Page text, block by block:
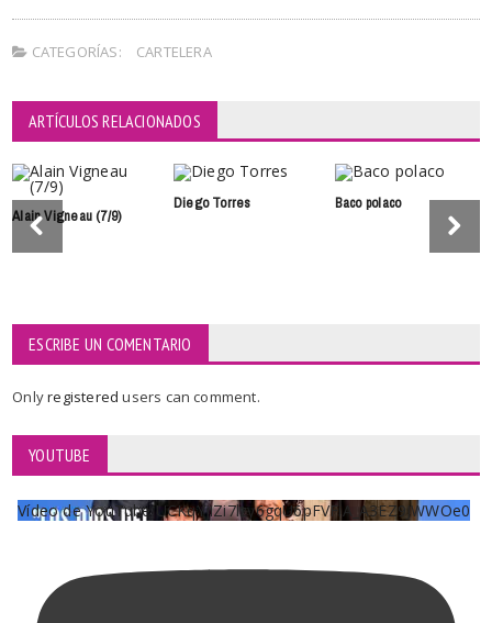
CATEGORÍAS: CARTELERA
ARTÍCULOS RELACIONADOS
Alain Vigneau (7/9)
Diego Torres Baco polaco
ESCRIBE UN COMENTARIO
Onlyregisteredusers can comment.
YOUTUBE
Vídeo de YouTube UCKqYjiZi7lzy6gqU6pFVFiA_A3EZ9JWWOe0